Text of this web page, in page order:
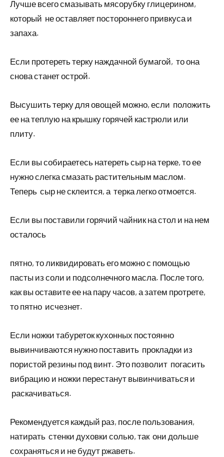
Лучше всего смазывать мясорубку глицерином,
который не оставляет постороннего привкуса и
запаха.
Если протереть терку наждачной бумагой, то она
снова станет острой.
Высушить терку для овощей можно, если положить
ее на теплую на крышку горячей кастрюли или
плиту.
Если вы собираетесь натереть сыр на терке, то ее
нужно слегка смазать растительным маслом.
Теперь сыр не склеится, а терка легко отмоется.
Если вы поставили горячий чайник на стол и на нем
осталось
пятно, то ликвидировать его можно с помощью
пасты из соли и подсолнечного масла. После того,
как вы оставите ее на пару часов, а затем протрете,
то пятно исчезнет.
Если ножки табуреток кухонных постоянно
вывинчиваются нужно поставить прокладки из
пористой резины под винт. Это позволит погасить
вибрацию и ножки перестанут вывинчиваться и
раскачиваться.
Рекомендуется каждый раз, после пользования,
натирать стенки духовки солью, так они дольше
сохраняться и не будут ржаветь.